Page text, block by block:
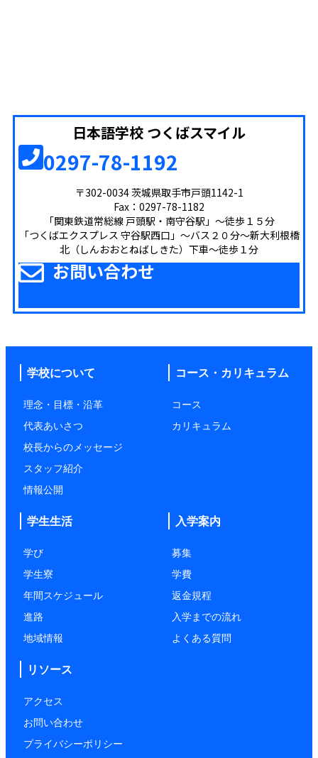
日本語学校 つくばスマイル
0297-78-1192
〒302-0034 茨城県取手市戸頭1142-1
Fax：0297-78-1182
「関東鉄道常総線 戸頭駅・南守谷駅」～徒歩１５分
「つくばエクスプレス 守谷駅西口」～バス２０分～新大利根橋
北（しんおおとねばしきた）下車～徒歩１分
お問い合わせ
学校について
理念・目標・沿革
代表あいさつ
校長からのメッセージ
スタッフ紹介
情報公開
コース・カリキュラム
コース
カリキュラム
学生生活
学び
学生寮
年間スケジュール
進路
地域情報
入学案内
募集
学費
返金規程
入学までの流れ
よくある質問
リソース
アクセス
お問い合わせ
プライバシーポリシー